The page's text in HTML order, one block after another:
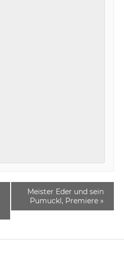
Meister Eder und sein
Pumuckl, Premiere »